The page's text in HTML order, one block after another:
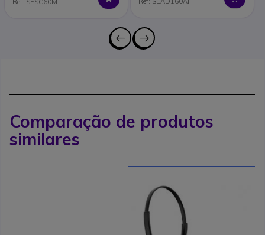
Ref: SESC60M
Comparação de produtos
similares